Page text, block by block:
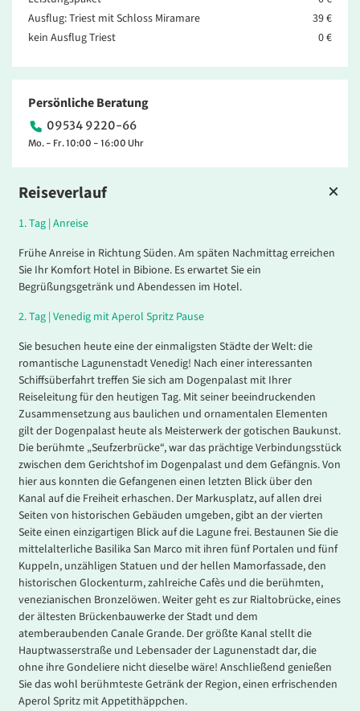
Reiseverlauf
1.Tag | Anreise
Frühe Anreise in Richtung Süden. Am späten Nachmittag erreichen
Sie Ihr Komfort Hotel in Bibione. Es erwartet Sie ein
Begrüßungsgetränk und Abendessen im Hotel.
2.Tag | Venedig mit Aperol Spritz Pause
Sie besuchen heute eine der einmaligsten Städte der Welt: die
romantische Lagunenstadt Venedig! Nach einer interessanten
Schiffsüberfahrt treffen Sie sich am Dogenpalast mit Ihrer
Reiseleitung für den heutigen Tag. Mit seiner beeindruckenden
Zusammensetzung aus baulichen und ornamentalen Elementen
gilt der Dogenpalast heute als Meisterwerk der gotischen Baukunst.
Die berühmte „Seufzerbrücke“, war das prächtige Verbindungsstück
zwischen dem Gerichtshof im Dogenpalast und dem Gefängnis. Von
hier aus konnten die Gefangenen einen letzten Blick über den
Kanal auf die Freiheit erhaschen. Der Markusplatz, auf allen drei
Seiten von historischen Gebäuden umgeben, gibt an der vierten
Seite einen einzigartigen Blick auf die Lagune frei. Bestaunen Sie die
mittelalterliche Basilika San Marco mit ihren fünf Portalen und fünf
Kuppeln, unzähligen Statuen und der hellen Mamorfassade, den
historischen Glockenturm, zahlreiche Cafès und die berühmten,
venezianischen Bronzelöwen. Weiter geht es zur Rialtobrücke, eines
der ältesten Brückenbauwerke der Stadt und dem
atemberaubenden Canale Grande. Der größte Kanal stellt die
Hauptwasserstraße und Lebensader der Lagunenstadt dar, die
ohne ihre Gondeliere nicht dieselbe wäre! Anschließend genießen
Sie das wohl berühmteste Getränk der Region, einen erfrischenden
Aperol Spritz mit Appetithäppchen.
Ausflug: Triest mit Schloss Miramare
39 €
kein Ausflug Triest
0 €
Persönliche Beratung
09534 9220-66
Mo. - Fr. 10:00 - 16:00 Uhr